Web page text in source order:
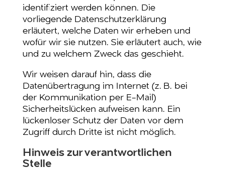
identifiziert werden können. Die
vorliegende Datenschutzerklärung
erläutert, welche Daten wir erheben und
wofür wir sie nutzen. Sie erläutert auch, wie
und zu welchem Zweck das geschieht.
Wir weisen darauf hin, dass die
Datenübertragung im Internet (z. B. bei
der Kommunikation per E-Mail)
Sicherheitslücken aufweisen kann. Ein
lückenloser Schutz der Daten vor dem
Zugriff durch Dritte ist nicht möglich.
Hinweis zur verantwortlichen
Stelle